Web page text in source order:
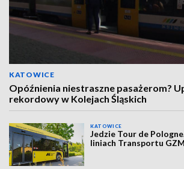
KATOWICE
Opóźnienia niestraszne pasażerom?
rekordowy w Kolejach Śląskich
KATOWICE
Jedzie Tour de
liniach Transportu GZM